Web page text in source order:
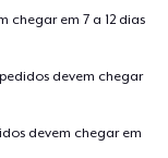
chegar em 7 a 12 dias
devem chegar
devem chegar em